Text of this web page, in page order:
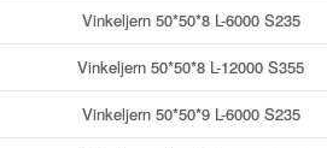
Vinkeljern 50*50*8 L-6000 S235
Vinkeljern 50*50*8 L-12000 S355
Vinkeljern 50*50*9 L-6000 S235